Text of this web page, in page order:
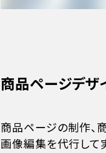
商品ページデザ
商品ページの制作、
画像編集を代行して